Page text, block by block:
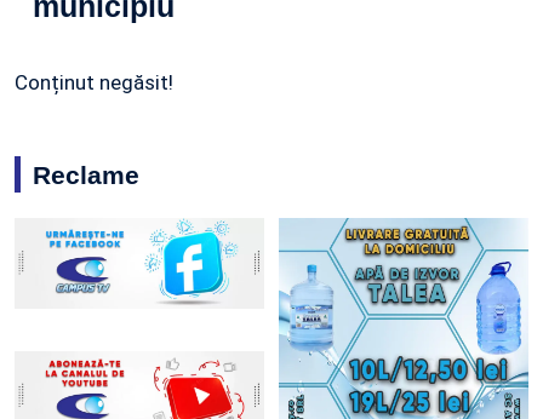
Conținut negăsit!
Reclame